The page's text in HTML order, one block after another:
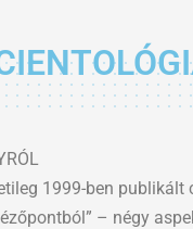
1999-ben
– négy